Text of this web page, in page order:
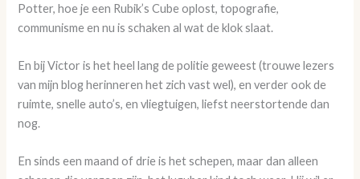
Potter, hoe je een Rubik’s Cube oplost, topografie,
communisme en nu is schaken al wat de klok slaat.
En bij Victor is het heel lang de politie geweest (trouwe lezers
van mijn blog herinneren het zich vast wel), en verder ook de
ruimte, snelle auto’s, en vliegtuigen, liefst neerstortende dan
nog.
En sinds een maand of drie is het schepen, maar dan alleen